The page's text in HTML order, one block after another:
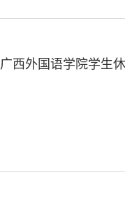
广西外国语学院学生